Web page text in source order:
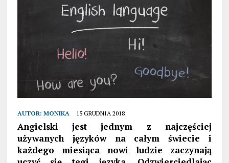
AUTOR: MONIKA 15 GRUDNIA 2018
Angielski jest jednym z najczęściej
używanych języków na całym świecie i
każdego miesiąca nowi ludzie zaczynają